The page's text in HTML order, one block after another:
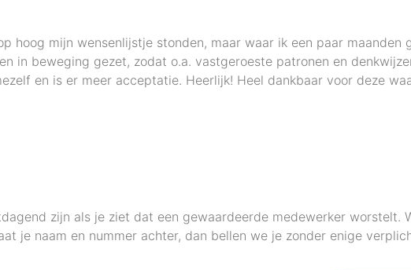
hoog mijn wensenlijstje stonden, maar waar ik een paar
in beweging gezet, zodat o.a. vastgeroeste patronen en
en is er meer acceptatie. Heerlijk! Heel dankbaar voor deze
zijn als je ziet dat een gewaardeerde medewerker worstelt.
je naam en nummer achter, dan bellen we je zonder enige